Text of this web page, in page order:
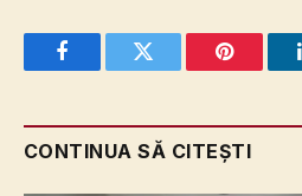
FacebookTwitter Pinterest
CONTINUA SĂ CITEȘTI